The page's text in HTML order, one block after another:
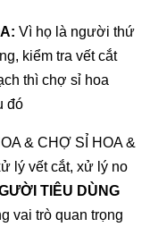
Vì họ là người thứ
kiểm tra vết cắt
thì chợ sỉ hoa
đó
& CHỢ SỈ HOA &
lý vết cắt, xử lý no
TIÊU DÙNG
vai trò quan trọng